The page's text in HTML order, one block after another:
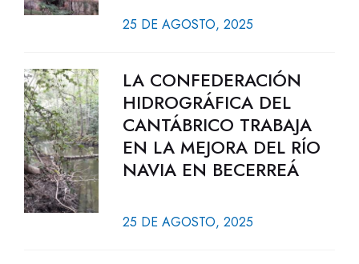
25 DE AGOSTO, 2025
LA CONFEDERACIÓN
HIDROGRÁFICA DEL
CANTÁBRICO TRABAJA
EN LA MEJORA DEL RÍO
NAVIA EN BECERREÁ
25 DE AGOSTO, 2025